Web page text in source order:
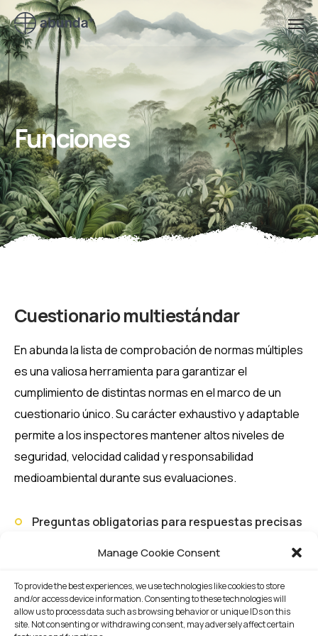
Manage Cookie Consent
To provide the best experiences, we use technologies like cookies to store
and/or access device information. Consenting to these technologies will
allow us to process data such as browsing behavior or unique IDs on this
site. Not consenting or withdrawing consent, may adversely affect certain
Funciones
Cuestionario multiestándar
Enabundala lista de comprobación de normas múltiples
es una valiosa herramienta para garantizar el
cumplimiento de distintas normas en el marco de un
cuestionario único. Su carácter exhaustivo y adaptable
permite a los inspectoresmanteneraltos nivelesde
seguridad, velocidadcalidady responsabilidad
medioambiental durante susevaluaciones.
Preguntas obligatorias para respuestas precisas
Respuestas versátiles (selección única,
selección múltiple, numéricas, fecha, etc.)